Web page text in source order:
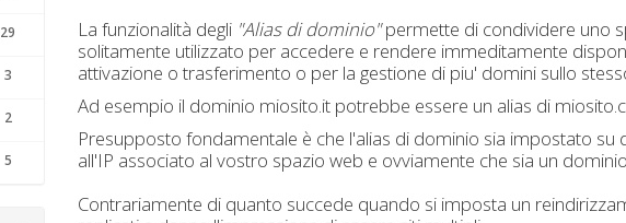
29
3
2
5
La funzionalità degli "Alias di dominio"permette di condividere uno
solitamente utilizzato per accedere e rendere immeditamente
attivazione o trasferimento o per la gestione di piu' domini sullo
Ad esempio il dominio miosito.it potrebbe essere un alias di
Presupposto fondamentale è che l'alias di dominio sia impostato su
all'IP associato al vostro spazio web e ovviamente che sia un
Contrariamente di quanto succede quando si imposta un